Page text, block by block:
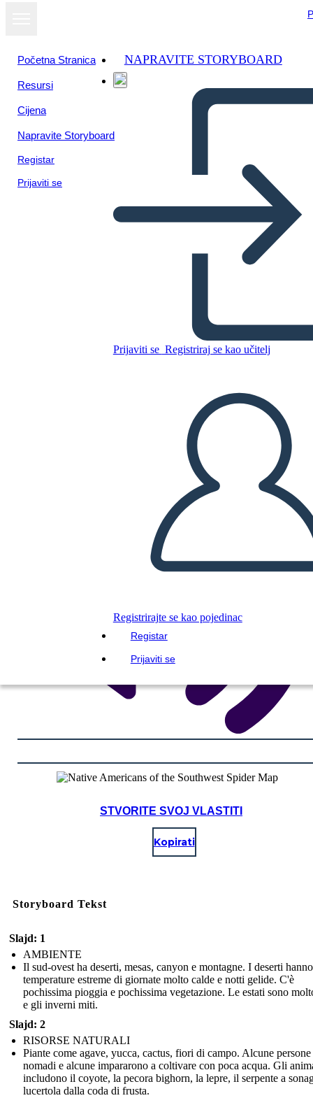
Početna Stranica
Resursi
Cijena
Napravite Storyboard
Registar
Prijaviti se
NAPRAVITE STORYBOARD
Prijaviti se Registriraj se kao učitelj
Registrirajte se kao pojedinac
Registar
Prijaviti se
Southwest Spider Map
IZRADITE PLOČU SCENARIJA
REPRODUCIRAJ DIJAPROJEKCIJU
ČITAJ MI
STVORITE SVOJ VLASTITI
Kopirati
Storyboard Tekst
Slajd: 1
AMBIENTE
Il sud-ovest ha deserti, mesas, canyon e montagne. I deserti hanno
temperature estreme di giornate molto calde e notti gelide. C'è
pochissima pioggia e pochissima vegetazione. Le estati sono
e gli inverni miti.
Slajd: 2
RISORSE NATURALI
Piante come agave, yucca, cactus, fiori di campo. Alcune persone
nomadi e alcune impararono a coltivare con poca acqua. Gli
includono il coyote, la pecora bighorn, la lepre, il serpente a
lucertola dalla coda di frusta.